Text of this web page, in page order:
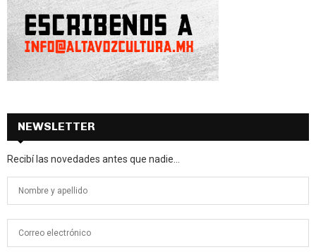
NEWSLETTER
Recibí las novedades antes que nadie...